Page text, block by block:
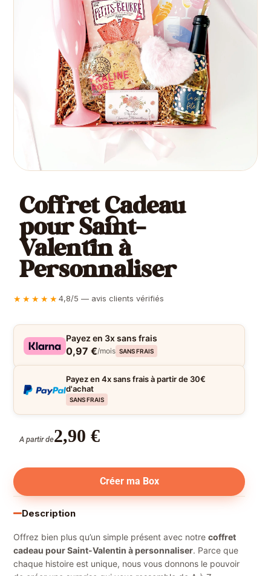
Coffret Cadeau
pour Saint-
Valentin à
Personnaliser
★★★★★4,8/5 — avis clients vérifiés
Payez en 3x sans frais
0,97 €/mois SANS FRAIS
Payez en 4x sans frais à partir de 30€
d'achat
SANS FRAIS
A partir de2,90€
Créer ma Box
Description
Offrez bien plus qu’un simple présent avec notrecoffret
cadeau pour Saint-Valentin à personnaliser. Parce que
chaque histoire est unique, nous vous donnons le pouvoir